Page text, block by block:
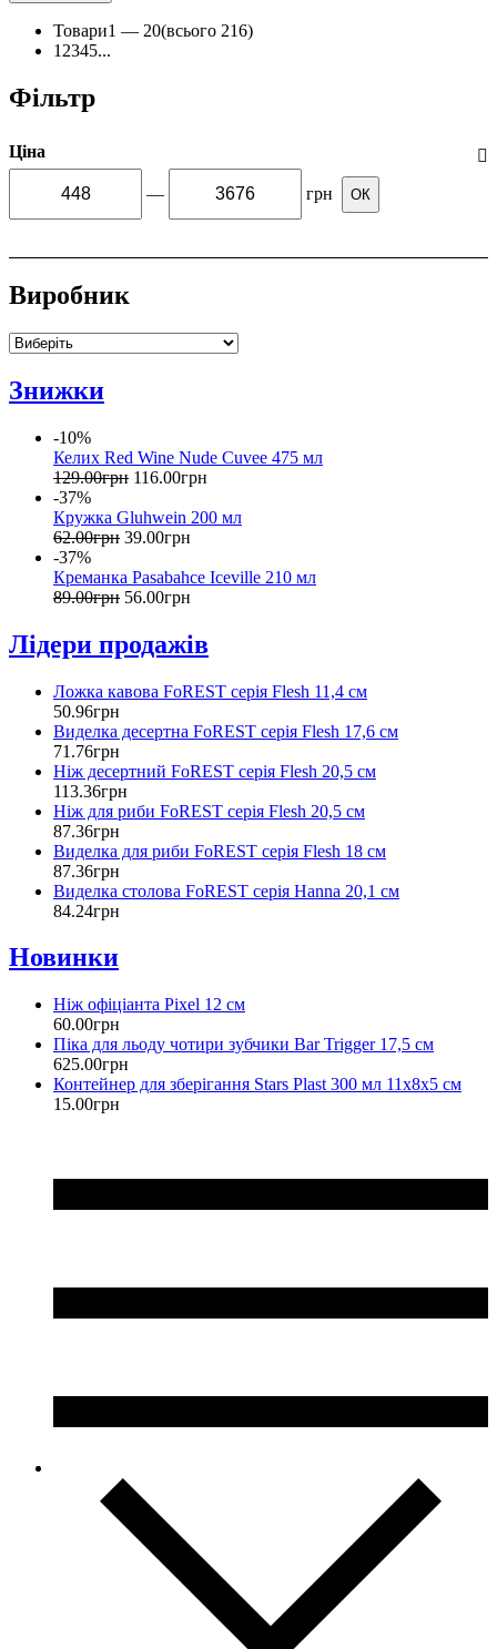
Товари1 — 20(всього 216)
1 2345...
Фільтр
Ціна
— грн ОК
Виробник
Знижки
-10%
Келих Red Wine Nude Cuvee 475 мл
129.00грн 116.00грн
-37%
Кружка Gluhwein 200 мл
62.00грн 39.00грн
-37%
Креманка Pasabahce Iceville 210 мл
89.00грн 56.00грн
Лідери продажів
Ложка кавова FoREST серія Flesh 11,4 см
50.96грн
Виделка десертна FoREST серія Flesh 17,6 см
71 .76грн
Ніж десертний FoREST серія Flesh 20,5 см
113.36грн
Ніж для риби FoREST серія Flesh 20,5 см
87.36грн
Виделка для риби FoREST серія Flesh 18 см
87.36грн
Виделка столова FoREST серія Hanna 20,1 см
84.24грн
Новинки
Ніж офіціанта Pixel 12 см
60.00грн
Піка для льоду чотири зубчики Bar Trigger 17,5 см
625.00грн
Контейнер для зберігання Stars Plast 300 мл 11х8х5 см
15.00грн